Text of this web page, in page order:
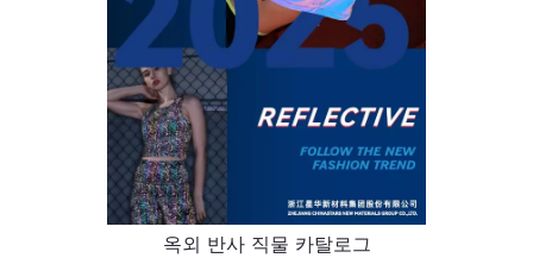
옥외 반사 직물 카탈로그